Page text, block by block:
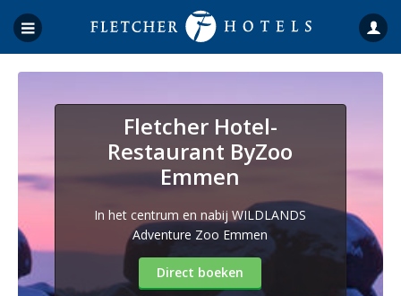
Fletcher Hotel-
Restaurant ByZoo
Emmen
In het centrum en nabij WILDLANDS
Adventure Zoo Emmen
Direct boeken